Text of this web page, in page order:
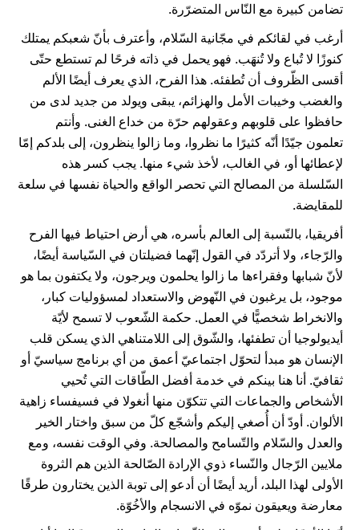
تضامن كبيرة مع النّاس المتضرّرة.
أرغب في لقائكم في مجّانية السّلام، وأعترف بأنّ شعبكم يمتلك
كنوزًا لا تُباع ولا تُنهَب. فهو يحمل في ذاته فرحًا لم تستطع حتّى
أقسى الظّروف أن تُطفئه. هذا الفرح، الذي يعرف أيضًا الألم
والغضب وخيبات الأمل والهزائم، يبقى ويولد من جديد لدى من
حافظوا على قلوبهم وعقولهم حرّة من خداع الغنى. وأنتم
تعلمون جيّدًا أنّه كثيرًا ما نظروا، وما زالوا ينظرون، إلى بلدكم إمّا
لإعطائها أو، في الغالب، لأخذ شيء منها. يجب كسر هذه
السّلسلة من المصالح التي تحصر الواقع والحياة نفسها في سلعة
للمقايضة.
أفريقيا، بالنّسبة إلى العالم بأسره، هي أرض احتياط فيها الفرح
والرّجاء، ولا أتردّد في القول إنّهما فضيلتان في السّياسة أيضًا،
لأنّ شبابها وفقراءها ما زالوا يحلمون ويرجون، ولا يكتفون بما هو
موجود، بل يرغبون في النّهوض والاستعداد لمسؤوليات كبار،
والانخراط شخصيًّا في العمل. حكمة الشّعوب لا تسمح لأيّة
أيديولوجيا أن تطفئها، والشّوق إلى اللامتناهي الذي يسكن قلب
الإنسان هو مبدأ لتحوّل اجتماعيّ أعمق من أي برنامج سياسيّ أو
ثقافيّ. أنا هنا بينكم في خدمة أفضل الطّاقات التي تُحيي
الأشخاص والجماعات التي تتكوّن منها أنغولا في فسيفساء زاهية
الألوان. أودّ أن أُصغي إليكم وأشجّع كلّ من سبق واختار الخير
والعدل والسّلام والتّسامح والمصالحة. وفي الوقت نفسه، ومع
ملايين الرّجال والنّساء ذوي الإرادة الصّالحة الذين هم الثروة
الأولى لهذا البلد، أريد أيضًا أن أدعو إلى توبة الذين يختارون طرقًا
معارضة ويعيقون نموّه في الانسجام والأخُوّة.